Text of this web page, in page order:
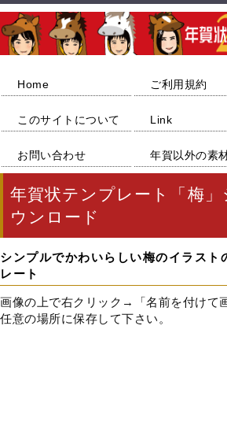
Home ご利用規約
このサイトについて Link
お問い合わせ 年賀以外の素
年賀状テンプレート「梅
ウンロード
シンプルでかわいらしい梅のイラスト
レート
画像の上で右クリック→「名前を付けて
任意の場所に保存して下さい。